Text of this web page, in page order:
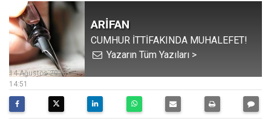
ARİFAN
CUMHUR İTTİFAKINDA MUHALEFET!
Yazarın Tüm Yazıları >
14:51
14 Ağustos 2023